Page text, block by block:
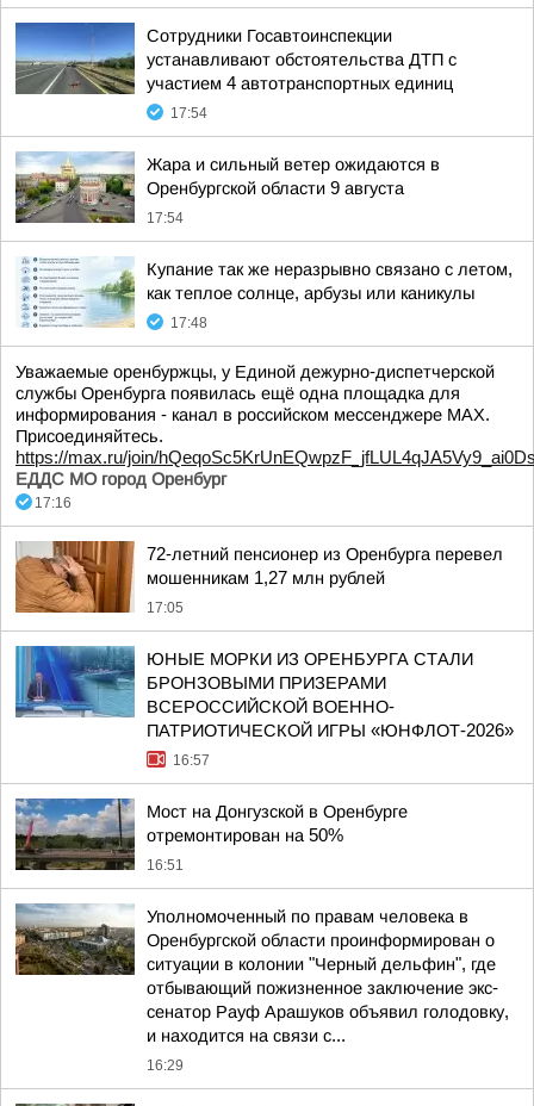
Сотрудники Госавтоинспекции
устанавливают обстоятельства ДТП с
участием 4 автотранспортных единиц
17:54
Жара и сильный ветер ожидаются в
Оренбургской области 9 августа
17:54
Купание так же неразрывно связано с летом,
как теплое солнце, арбузы или каникулы
17:48
Уважаемые оренбуржцы, у Единой дежурно-диспетчерской
службы Оренбурга появилась ещё одна площадка для
информирования - канал в российском мессенджере МАХ.
Присоединяйтесь.
https://max.ru/join/
ЕДДС МО город Оренбург
17:16
72-летний пенсионер из Оренбурга перевел
мошенникам 1,27 млн рублей
17:05
ЮНЫЕ МОРКИ ИЗ ОРЕНБУРГА СТАЛИ
БРОНЗОВЫМИ ПРИЗЕРАМИ
ВСЕРОССИЙСКОЙ ВОЕННО-
ПАТРИОТИЧЕСКОЙ ИГРЫ «ЮНФЛОТ-2026»
16:57
Мост на Донгузской в Оренбурге
отремонтирован на 50%
16:51
Уполномоченный по правам человека в
Оренбургской области проинформирован о
ситуации в колонии "Черный дельфин", где
отбывающий пожизненное заключение экс-
сенатор Рауф Арашуков объявил голодовку,
и находится на связи с...
16:29